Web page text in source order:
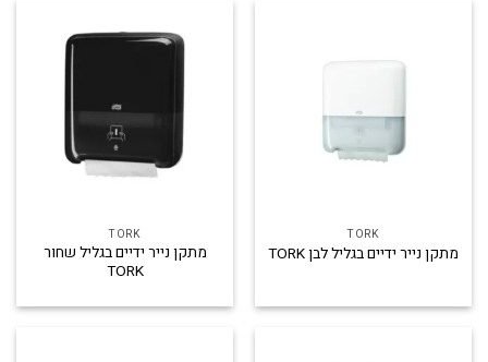
TORK
מתקן נייר ידיים בגליל לבן TORK
TORK
מתקן נייר ידיים בגליל שחור
TORK